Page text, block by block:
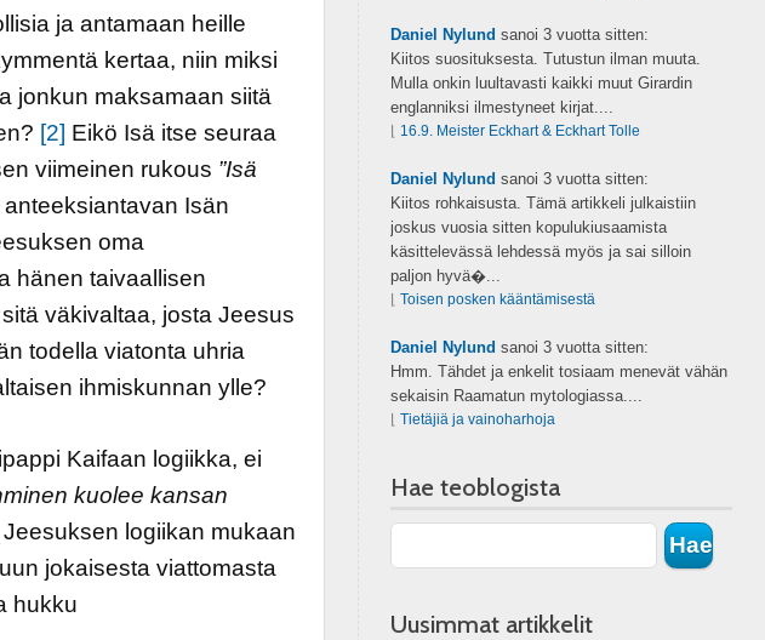
ja antamaan heille
kertaa, niin miksi
jonkun maksamaan siitä
[2] Eikö Isä itse seuraa
viimeinen rukous ”Isä
Isän
oma
hänen taivaallisen
väkivaltaa, josta Jeesus
todella viatonta uhria
ihmiskunnan ylle?
Kaifaan logiikka, ei
kuolee kansan
logiikan mukaan
jokaisesta viattomasta
hukku
Daniel Nylund sanoi 3 vuotta sitten:
Kiitos suosituksesta. Tutustun ilman muuta.
Mulla onkin luultavasti kaikki muut Girardin
englanniksi ilmestyneet kirjat....
16.9. Meister Eckhart & Eckhart Tolle
Daniel Nylund sanoi 3 vuotta sitten:
Kiitos rohkaisusta. Tämä artikkeli julkaistiin
joskus vuosia sitten kopulukiusaamista
käsittelevässä lehdessä myös ja sai silloin
paljon hyvä�...
Toisen posken kääntämisestä
Daniel Nylund sanoi 3 vuotta sitten:
Hmm. Tähdet ja enkelit tosiaam menevät vähän
sekaisin Raamatun mytologiassa....
Tietäjiä ja vainoharhoja
Hae teoblogista
Uusimmat artikkelit